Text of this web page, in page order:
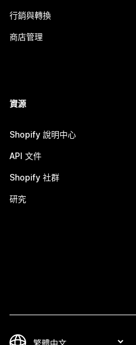
行銷與轉換
商店管理
資源
Shopify 說明中心
API 文件
Shopify 社群
研究